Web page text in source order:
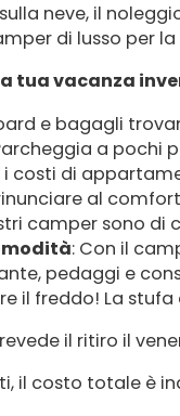
neve, il
di lusso per
tua vacanza
e bagagli
a pochi
i costi di
al
camper sono
: Con il
pedaggi e
il freddo! La
il ritiro il
il costo totale è